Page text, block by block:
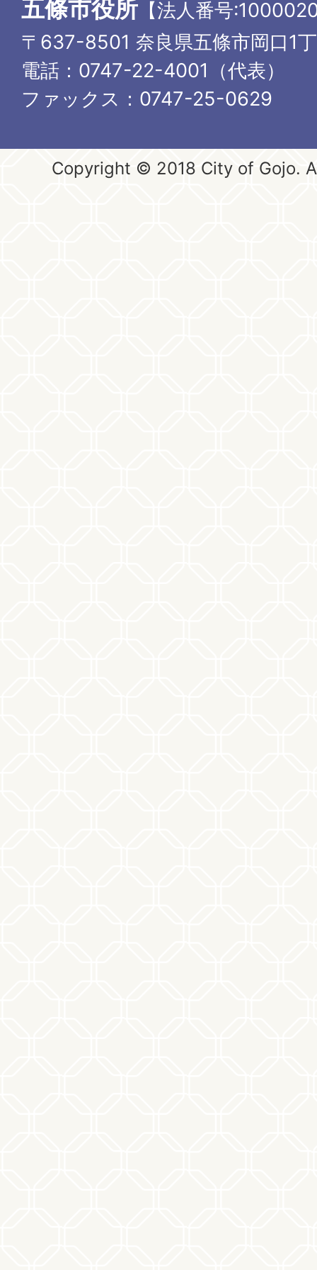
五條市役所 【法人番号
〒637-8501 奈良県五條市岡口1
電話：0747-22-4001（代表）
ファックス：0747-25-0629
Copyright © 2018 City of Gojo.